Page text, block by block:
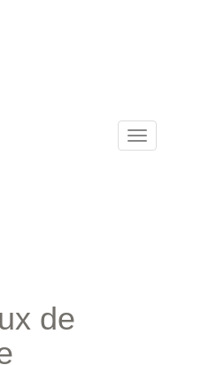
Toggle
navigation
de